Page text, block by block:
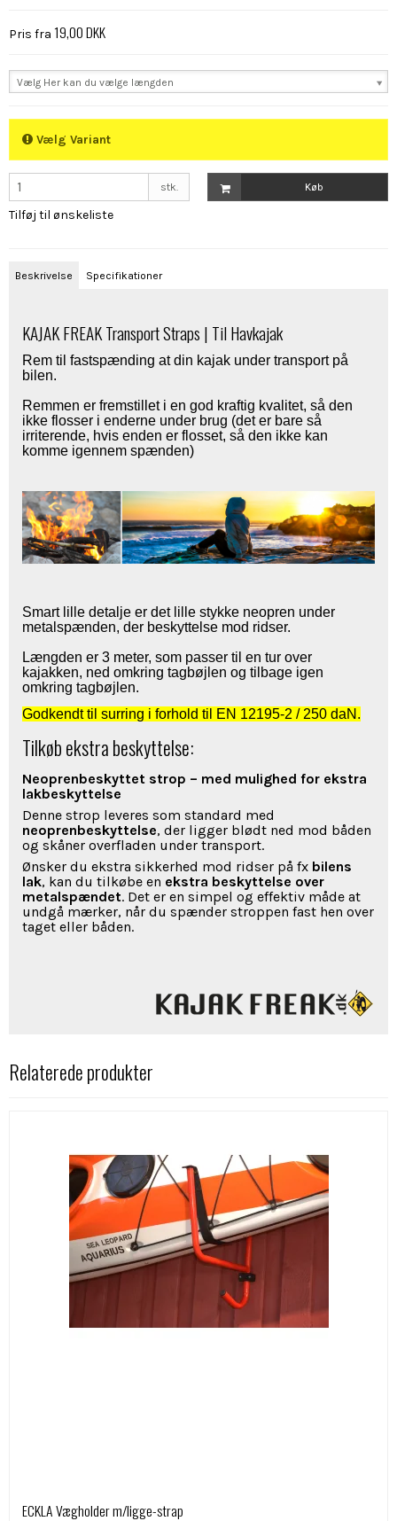
Pris fra 19,00 DKK
Vælg Her kan du vælge længden
Vælg Variant
stk. Køb
Tilføj til ønskeliste
Beskrivelse Specifikationer
KAJAK FREAK Transport Straps | Til Havkajak
Rem til fastspænding at din kajak under transport på
bilen.
Remmen er fremstillet i en god kraftig kvalitet, så den
ikke flosser i enderne under brug (det er bare så
irriterende, hvis enden er flosset, så den ikke kan
komme igennem spænden)
Smart lille detalje er det lille stykke neopren under
metalspænden, der beskyttelse mod ridser.
Længden er 3 meter, som passer til en tur over
kajakken, ned omkring tagbøjlen og tilbage igen
omkring tagbøjlen.
Godkendt til surring i forhold til EN 12195-2 / 250 daN.
Tilkøb ekstra beskyttelse:
Neoprenbeskyttet strop – med mulighed for ekstra
lakbeskyttelse
Denne strop leveres som standard med
neoprenbeskyttelse, der ligger blødt ned mod båden
og skåner overfladen under transport.
Ønsker du ekstra sikkerhed mod ridser på fx bilens
lak, kan du tilkøbe en ekstra beskyttelse over
metalspændet. Det er en simpel og effektiv måde at
undgå mærker, når du spænder stroppen fast hen over
taget eller båden.
Relaterede produkter
ECKLA Vægholder m/ligge-strap